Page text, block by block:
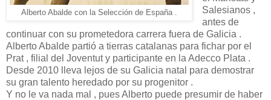
Alberto Abalde con la Selección de España .
Salesianos ,
antes de
continuar con su prometedora carrera fuera de Galicia .
Alberto Abalde partió a tierras catalanas para fichar por el
Prat , filial del Joventut y participante en la Adecco Plata .
Desde 2010 lleva lejos de su Galicia natal para demostrar
su gran talento heredado por su progenitor .
Y no le va nada mal , pues Alberto puede presumir de haber